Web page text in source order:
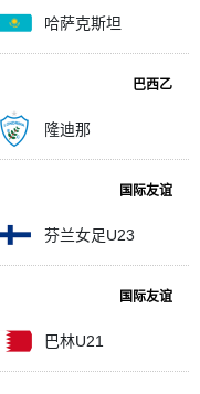
哈萨克斯坦
巴西乙
隆迪那
国际友谊
芬兰女足U23
国际友谊
巴林U21